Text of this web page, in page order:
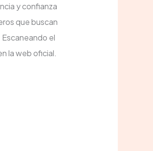
y confianza
que buscan
el
la web oficial.